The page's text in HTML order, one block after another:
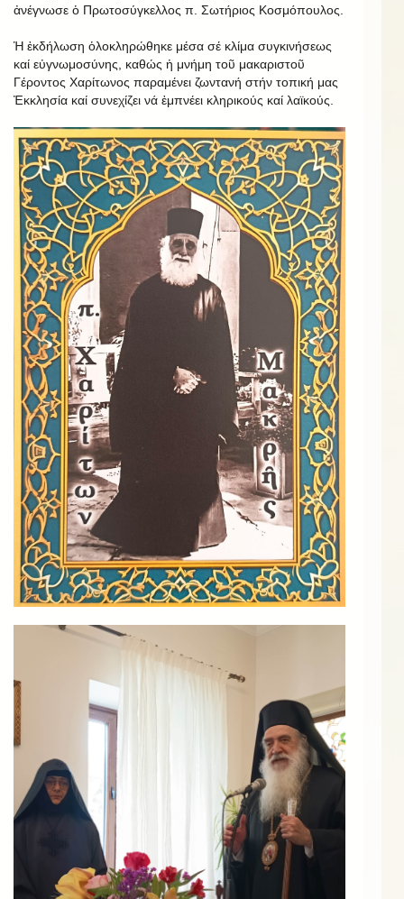
ἀνέγνωσε ὁ Πρωτοσύγκελλος π. Σωτήριος Κοσμόπουλος.
Ἡ ἐκδήλωση ὁλοκληρώθηκε μέσα σέ κλίμα συγκινήσεως
καί εὐγνωμοσύνης, καθώς ἡ μνήμη τοῦ μακαριστοῦ
Γέροντος Χαρίτωνος παραμένει ζωντανή στήν τοπική μας
Ἐκκλησία καί συνεχίζει νά ἐμπνέει κληρικούς καί λαϊκούς.